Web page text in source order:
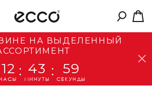
НА ВЫДЕЛЕННЫЙ
12
ЧАСЫ
: 43
МИНУТЫ
: 58
СЕКУНДЫ